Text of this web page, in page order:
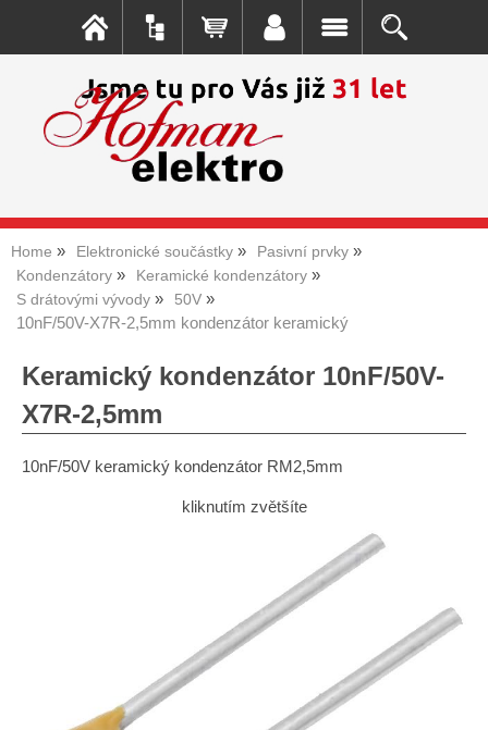
Home Elektronické součástky
Pasivní prvky
Kondenzátory
Keramické kondenzátory
S drátovými vývody
50V
10nF/50V-X7R-2,5mm kondenzátor keramický
Keramický kondenzátor 10nF/50V-
X7R-2,5mm
10nF/50V keramický kondenzátor RM2,5mm
kliknutím zvětšíte